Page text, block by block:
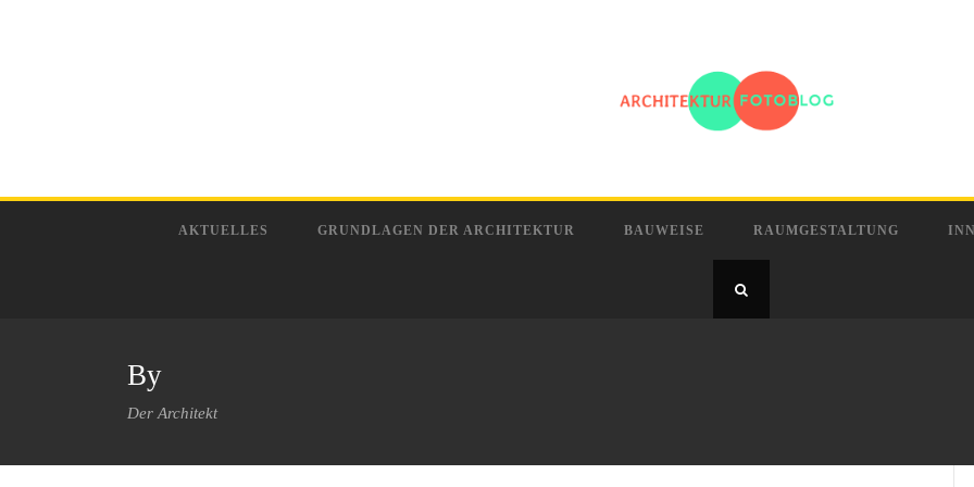
AKTUELLES GRUNDLAGEN DER ARCHITEKTUR BAUWEISE RAUMGESTALTUNG
By
Der Architekt